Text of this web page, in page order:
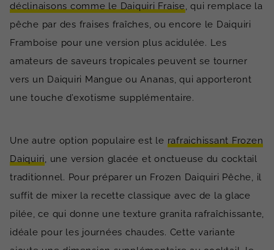
déclinaisons comme le Daiquiri Fraise, qui remplace la
pêche par des fraises fraîches, ou encore le Daiquiri
Framboise pour une version plus acidulée. Les
amateurs de saveurs tropicales peuvent se tourner
vers un Daiquiri Mangue ou Ananas, qui apporteront
une touche d’exotisme supplémentaire.
Une autre option populaire est le rafraichissant Frozen
Daiquiri, une version glacée et onctueuse du cocktail
traditionnel. Pour préparer un Frozen Daiquiri Pêche, il
suffit de mixer la recette classique avec de la glace
pilée, ce qui donne une texture granita rafraîchissante,
idéale pour les journées chaudes. Cette variante